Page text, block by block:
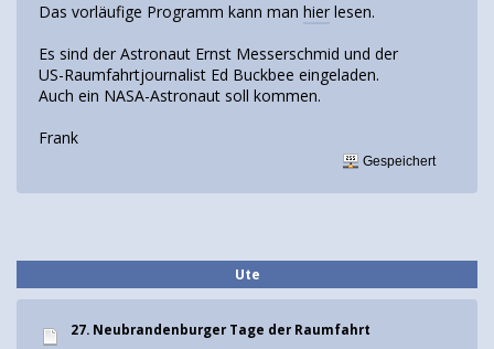
Das vorläufige Programm kann man hier lesen.
Es sind der Astronaut Ernst Messerschmid und der
US-Raumfahrtjournalist Ed Buckbee eingeladen.
Auch ein NASA-Astronaut soll kommen.
Frank
Gespeichert
Ute
27. Neubrandenburger Tage der Raumfahrt